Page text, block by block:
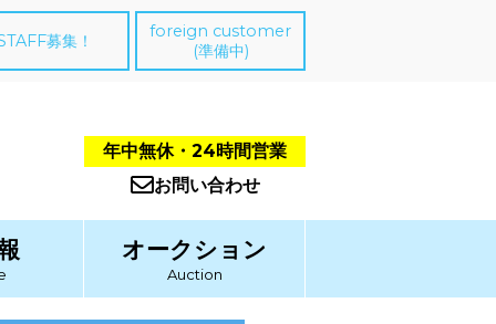
募集！
foreign customer
(準備中)
年中無休・24時間営業
お問い合わせ
オークション
Auction